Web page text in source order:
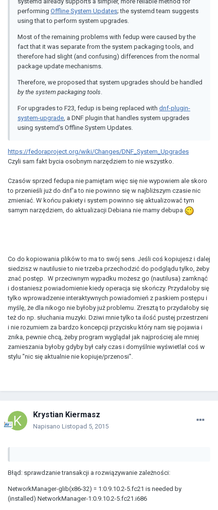
performing Offline System Updates; the systemd team suggests
using that to perform system upgrades.
Most of the remaining problems with fedup were caused by the
fact that it was separate from the system packaging tools, and
therefore had slight (and confusing) differences from the normal
package update mechanisms.
Therefore, we proposed that system upgrades should be handled
by the system packaging tools.
For upgrades to F23, fedup is being replaced with dnf-plugin-
system-upgrade, a DNF plugin that handles system upgrades
using systemd's Offline System Updates.
https://fedoraproject.org/wiki/Changes/DNF_System_Upgrades
Czyli sam fakt bycia osobnym narzędziem to nie wszystko.
Czasów sprzed fedupa nie pamiętam więc się nie wypowiem ale skoro
to przenieśli już do dnf'a to nie powinno się w najbliższym czasie nic
zmieniać. W końcu pakiety i system powinno się aktualizować tym
samym narzędziem, do aktualizacji Debiana nie mamy debupa
Co do kopiowania plików to ma to swój sens. Jeśli coś kopiujesz i dalej
siedzisz w nautilusie to nie trzeba przechodzić do podglądu tylko, żeby
znać postęp. W przeciwnym wypadku możesz go (nautilusa) zamknąć
i dostaniesz powiadomienie kiedy operacja się skończy. Przydałoby się
tylko wprowadzenie interaktywnych powiadomień z paskiem postępu i
myślę, że dla nikogo nie byłoby już problemu. Zresztą to przydałoby się
też do np. słuchania muzyki. Dziwi mnie tylko ta ilość pustej przestrzeni
i nie rozumiem za bardzo koncepcji przycisku który nam się pojawia i
znika, pewnie chcą, żeby program wyglądał jak najprościej ale mniej
zamieszania byłoby gdyby był cały czas i domyślnie wyświetlał coś w
stylu "nic się aktualnie nie kopiuje/przenosi".
Krystian Kiermasz
Napisano Listopad 5, 2015
Błąd: sprawdzanie transakcji a rozwiązywanie zależności:
NetworkManager-glib(x86-32) = 1:0.9.10.2-5.fc21 is needed by
(installed) NetworkManager-1:0.9.10.2-5.fc21.i686